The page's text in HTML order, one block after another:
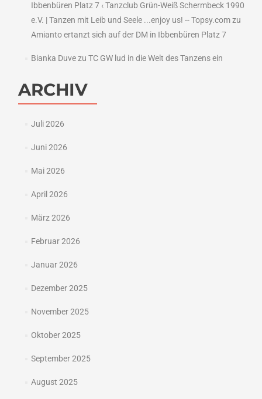
Ibbenbüren Platz 7 ‹ Tanzclub Grün-Weiß Schermbeck 1990
e.V. | Tanzen mit Leib und Seele ...enjoy us! -- Topsy.comzu
Amianto ertanzt sich auf der DM in Ibbenbüren Platz 7
Bianka Duvezu TC GW lud in die Welt des Tanzens ein
ARCHIV
Juli 2026
Juni 2026
Mai 2026
April 2026
März 2026
Februar 2026
Januar 2026
Dezember 2025
November 2025
Oktober 2025
September 2025
August 2025